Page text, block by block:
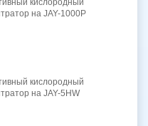
на JAY-1000P
кислородный
на JAY-5HW